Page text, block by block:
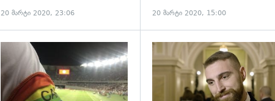
20 მარტი 2020, 23:06 20 მარტი 2020, 15:00